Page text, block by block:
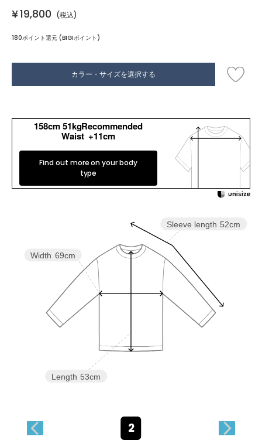
¥19,800 (税込)
180ポイント還元 (BIGIポイント)
カラー・サイズを選択する
158cm 51kgRecommended
Waist +11cm
Find out more on your body
type
Sleeve length 52cm
Length 53cm
Width 69cm
2